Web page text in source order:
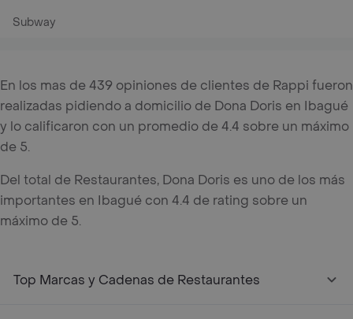
Subway
En los mas de 439 opiniones de clientes de Rappi fueron
realizadas pidiendo a domicilio de Dona Doris en Ibagué
y lo calificaron con un promedio de 4.4 sobre un máximo
de 5.
Del total de Restaurantes, Dona Doris es uno de los más
importantes en Ibagué con 4.4 de rating sobre un
máximo de 5.
Top Marcas y Cadenas de Restaurantes